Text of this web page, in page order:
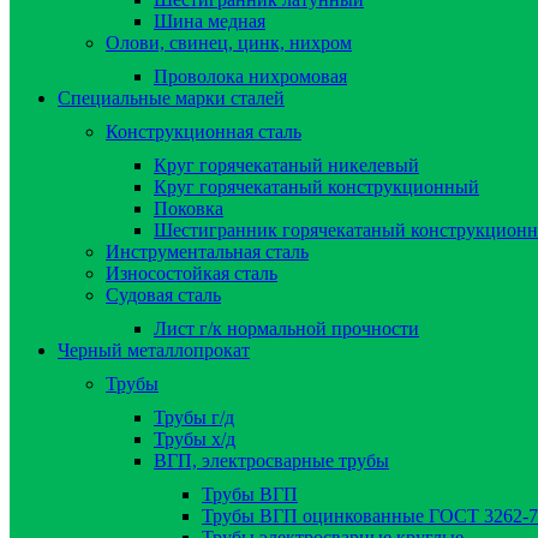
Шина медная
Олови, свинец, цинк, нихром
Проволока нихромовая
Специальные марки сталей
Конструкционная сталь
Круг горячекатаный никелевый
Круг горячекатаный конструкционный
Поковка
Шестигранник горячекатаный
Инструментальная сталь
Износостойкая сталь
Судовая сталь
Лист г/к нормальной прочности
Черный металлопрокат
Трубы
Трубы г/д
Трубы х/д
ВГП, электросварные трубы
Трубы ВГП
Трубы ВГП оцинкованные ГОСТ 3262-